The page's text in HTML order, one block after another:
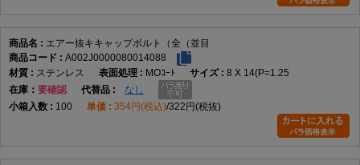
エアー抜キキャップボルト（全（並目
A002J0000080014088
ステンレス
MOｺｰﾄ
8 X 14(P=1.25
在庫
要確認
なし
100
354円(税込) 322円(税抜)